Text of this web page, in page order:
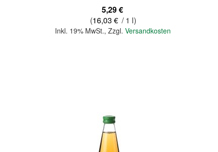
5,29 €
(16,03 € / 1 l)
Inkl. 19% MwSt.,Zzgl.Versandkosten